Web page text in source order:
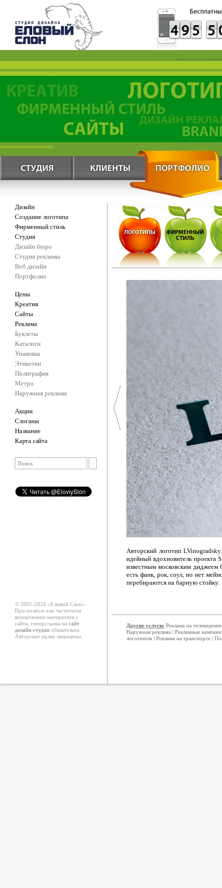
Дизайн
Создание логотипа
Фирменный стиль
Студия
Дизайн бюро
Студия рекламы
Веб дизайн
Портфолио
Цены
Креатив
Сайты
Реклама
Буклеты
Каталоги
Упаковка
Этикетки
Полиграфия
Метро
Наружная реклама
Акции
Слоганы
Название
Карта сайта
Авторский логотип
идейный вдохновитель проекта
известным московским
есть фанк, рок, соул, но нет
перебираются на барную стойку.
© 2005-2026 «Еловый Cлон».
При полном или частичном
копировании материалов с
сайта, гиперссылка на сайт
дизайн-студии обязательна.
Авторские права защищены.
Другие услуги: Реклама на
Наружная реклама
Рекламные
логотипом
Реклама на транспорте